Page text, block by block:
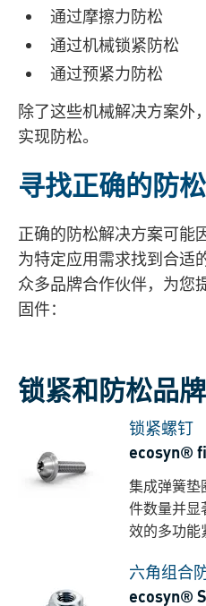
通过摩擦力防松
通过机械锁紧防松
通过预紧力防松
除了这些机械解决方案外
实现防松。
寻找正确的防
正确的防松解决方案可能
为特定应用需求找到合适
众多品牌合作伙伴，为您
固件：
锁紧和防松品
锁紧螺钉
ecosyn®
集成弹簧垫
件数量并显
效的多功能
六角组合
ecosyn®